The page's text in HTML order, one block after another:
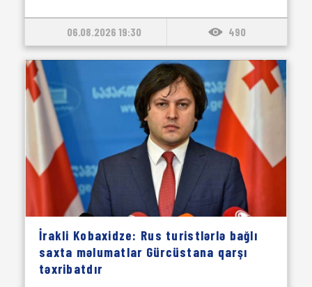
06.08.2026 19:30 490
İrakli Kobaxidze: Rus turistlərlə bağlı
saxta məlumatlar Gürcüstana qarşı
təxribatdır